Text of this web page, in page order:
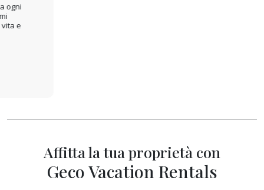
Affitta la tua proprietà con
Geco Vacation Rentals